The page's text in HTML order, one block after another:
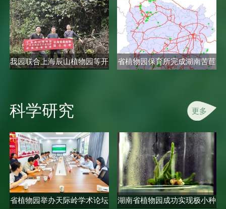
我园联合上海辰山植物园等开
省植物园保育所完成湖南苦苣
科学研究 更多
省植物园举办天际岭学术论坛
湖南省植物园成功实现极小种